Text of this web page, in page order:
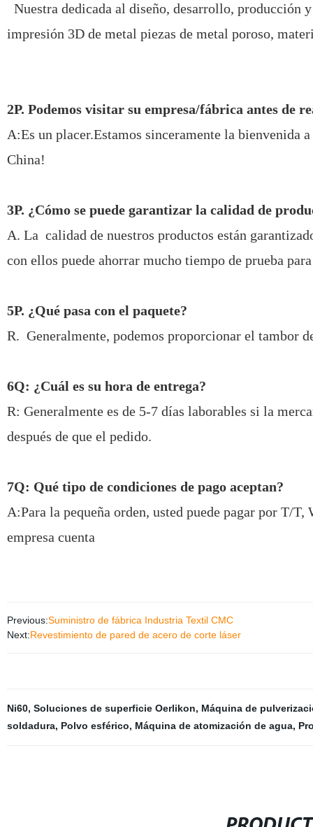
Nuestra dedicada al diseño, desarrollo, producción
impresión 3D de metal piezas de metal poroso,
2P. Podemos visitar su empresa/fábrica antes de
A:Es un placer.Estamos sinceramente la bienvenida
China!
3P. ¿Cómo se puede garantizar la calidad de
A. La calidad de nuestros productos están
con ellos puede ahorrar mucho tiempo de prueba
5P. ¿Qué pasa con el paquete?
R. Generalmente, podemos proporcionar el tambor
6Q: ¿Cuál es su hora de entrega?
R: Generalmente es de 5-7 días laborables si la
después de que el pedido.
7Q: Qué tipo de condiciones de pago aceptan?
A:Para la pequeña orden, usted puede pagar por T/
empresa cuenta
Previous:Suministro de fábrica Industria Textil CMC
Next:Revestimiento de pared de acero de corte láser
Ni60, Soluciones de superficie Oerlikon, Máquina de
soldadura, Polvo esférico, Máquina de atomización de agua,